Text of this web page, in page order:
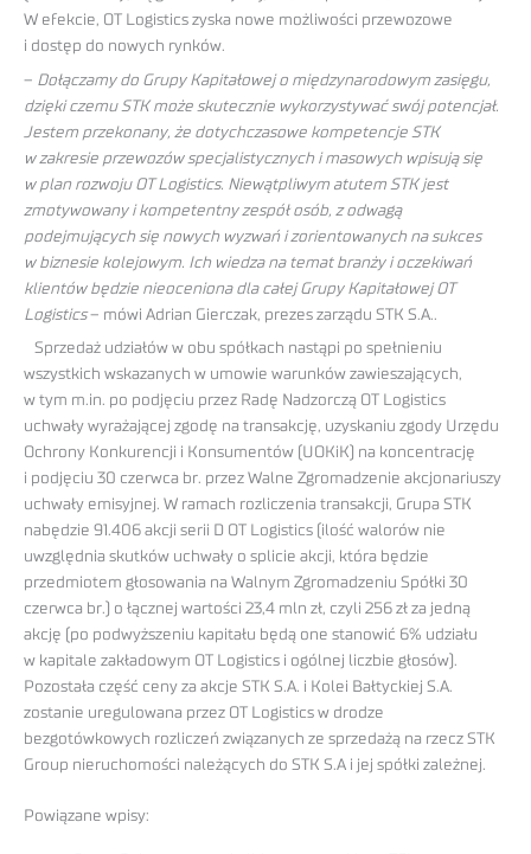
W efekcie, OT Logistics zyska nowe możliwości przewozowe
i dostęp do nowych rynków.
– Dołączamy do Grupy Kapitałowej o międzynarodowym zasięgu,
dzięki czemu STK może skutecznie wykorzystywać swój potencjał.
Jestem przekonany, że dotychczasowe kompetencje STK
w zakresie przewozów specjalistycznych i masowych wpisują się
w plan rozwoju OT Logistics. Niewątpliwym atutem STK jest
zmotywowany i kompetentny zespół osób, z odwagą
podejmujących się nowych wyzwań i zorientowanych na sukces
w biznesie kolejowym. Ich wiedza na temat branży i oczekiwań
klientów będzie nieoceniona dla całej Grupy Kapitałowej OT
Logistics– mówi Adrian Gierczak, prezes zarządu STK S.A..
Sprzedaż udziałów w obu spółkach nastąpi po spełnieniu
wszystkich wskazanych w umowie warunków zawieszających,
w tym m.in. po podjęciu przez Radę Nadzorczą OT Logistics
uchwały wyrażającej zgodę na transakcję, uzyskaniu zgody Urzędu
Ochrony Konkurencji i Konsumentów (UOKiK) na koncentrację
i podjęciu 30 czerwca br. przez Walne Zgromadzenie akcjonariuszy
uchwały emisyjnej. W ramach rozliczenia transakcji, Grupa STK
nabędzie 91.406 akcji serii D OT Logistics (ilość walorów nie
uwzględnia skutków uchwały o splicie akcji, która będzie
przedmiotem głosowania na Walnym Zgromadzeniu Spółki 30
czerwca br.) o łącznej wartości 23,4 mln zł, czyli 256 zł za jedną
akcję (po podwyższeniu kapitału będą one stanowić 6% udziału
w kapitale zakładowym OT Logistics i ogólnej liczbie głosów).
Pozostała część ceny za akcje STK S.A. i Kolei Bałtyckiej S.A.
zostanie uregulowana przez OT Logistics w drodze
bezgotówkowych rozliczeń związanych ze sprzedażą na rzecz STK
Group nieruchomości należących do STK S.A i jej spółki zależnej.
Powiązane wpisy: